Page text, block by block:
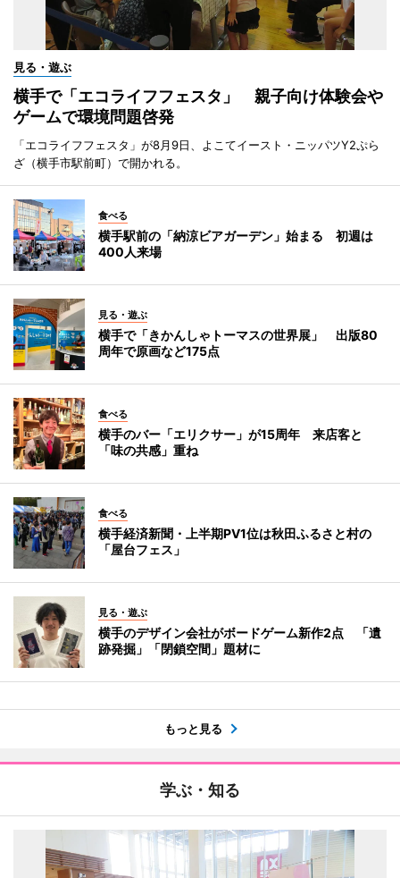
見る・遊ぶ
横手で「エコライフフェスタ」 親子向け体験会や
ゲームで環境問題啓発
「エコライフフェスタ」が8月9日、よこてイースト・ニッパツY2ぷら
ざ（横手市駅前町）で開かれる。
食べる
横手駅前の「納涼ビアガーデン」始まる 初週は
400人来場
見る・遊ぶ
横手で「きかんしゃトーマスの世界展」 出版80
周年で原画など175点
食べる
横手のバー「エリクサー」が15周年 来店客と
「味の共感」重ね
食べる
横手経済新聞・上半期PV1位は秋田ふるさと村の
「屋台フェス」
見る・遊ぶ
横手のデザイン会社がボードゲーム新作2点 「遺
跡発掘」「閉鎖空間」題材に
もっと見る
学ぶ・知る